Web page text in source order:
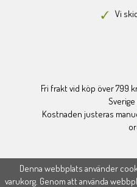
Vi
Fri frakt vid köp över 799
Sverige
Kostnaden justeras
Denna webbplats använder
varukorg. Genom att använda